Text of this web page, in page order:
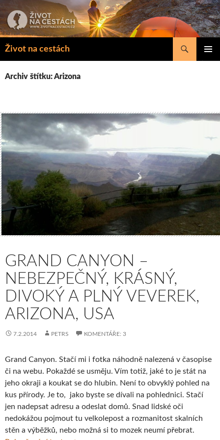
k
obsahu
Život na cestách
Hledat
Archiv štítku: Arizona
GRAND CANYON –
NEBEZPEČNÝ, KRÁSNÝ,
DIVOKÝ A PLNÝ VEVEREK,
ARIZONA, USA
7.2.2014 PETRS KOMENTÁŘE: 3
Grand Canyon. Stačí mi i fotka náhodně nalezená v časopise
či na webu. Pokaždé se usměju. Vím totiž, jaké to je stát na
jeho okraji a koukat se do hlubin. Není to obvyklý pohled na
kus přírody. Je to, jako byste se dívali na pohlednici. Stačí
jen nadepsat adresu a odeslat domů. Snad lidské oči
nedokážou pojmout tu velkolepost a rozmanitost skalních
stěn a výběžků, nebo možná si to mozek neumí přebrat.